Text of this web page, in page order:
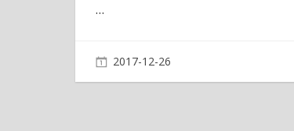
…
2017-12-26